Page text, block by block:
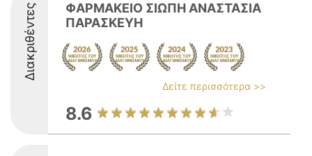
Διακριθέντες
ΦΑΡΜΑΚΕΙΟ ΣΙΩΠΗ ΑΝΑΣΤΑΣΙΑ
ΠΑΡΑΣΚΕΥΗ
Δείτε περισσότερα >>
8.6